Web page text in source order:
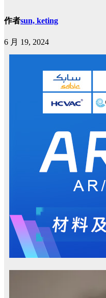
作者sun, keting
6 月 19, 2024